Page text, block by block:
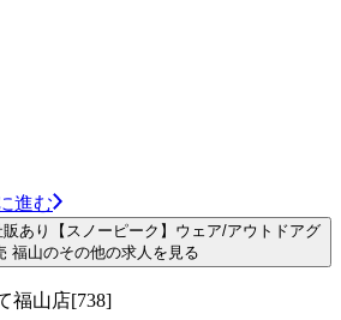
進む
あり【スノーピーク】ウェア/アウトドアグ
ッズ販売 福山のその他の求人を見る
福山店[738]